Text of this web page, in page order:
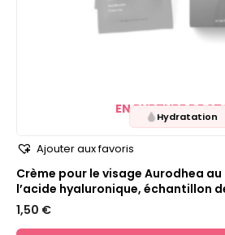
Hydratation
EN RUPTURE DE
Ajouter aux favoris
Crème pour le visage Aurodhea
l’acide hyaluronique, échantillon
1,50 €